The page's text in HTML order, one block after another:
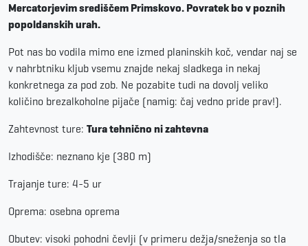
Mercatorjevim središčem Primskovo. Povratek bo v poznih
popoldanskih urah.
Pot nas bo vodila mimo ene izmed planinskih koč, vendar naj se
v nahrbtniku kljub vsemu znajde nekaj sladkega in nekaj
konkretnega za pod zob. Ne pozabite tudi na dovolj veliko
količino brezalkoholne pijače (namig: čaj vedno pride prav!).
Zahtevnost ture: Tura tehnično ni zahtevna
Izhodišče: neznano kje (380 m)
Trajanje ture: 4-5 ur
Oprema: osebna oprema
Obutev: visoki pohodni čevlji (v primeru dežja/sneženja so tla